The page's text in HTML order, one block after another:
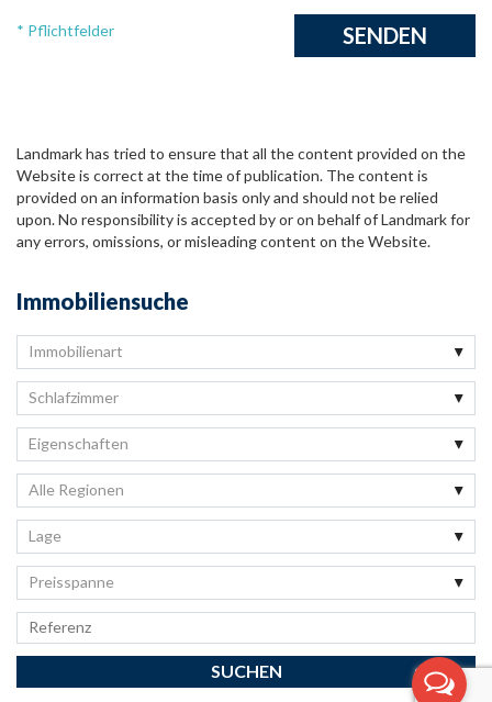
* Pflichtfelder
Landmark has tried to ensure that all the content provided on the
Website is correct at the time of publication. The content is
provided on an information basis only and should not be relied
upon. No responsibility is accepted by or on behalf of Landmark for
any errors, omissions, or misleading content on the Website.
Immobiliensuche
Immobilienart
Schlafzimmer
Eigenschaften
Alle Regionen
Lage
Preisspanne